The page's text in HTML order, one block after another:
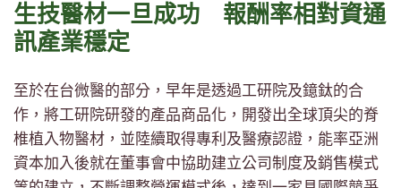
生技醫材一旦成功 報酬率相對資通
訊產業穩定
至於在台微醫的部分，早年是透過工研院及鐿鈦的合
作，將工研院研發的產品商品化，開發出全球頂尖的脊
椎植入物醫材，並陸續取得專利及醫療認證，能率亞洲
資本加入後就在董事會中協助建立公司制度及銷售模式